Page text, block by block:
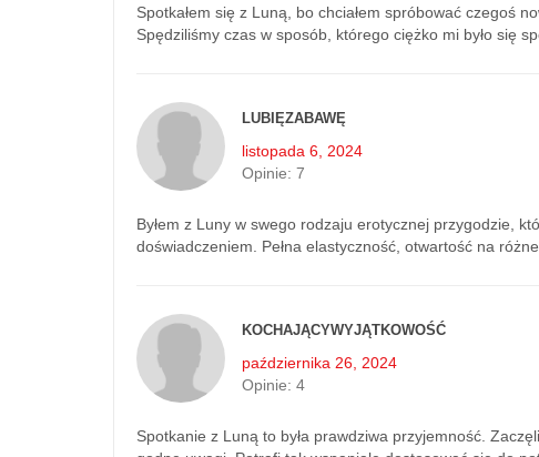
Spotkałem się z Luną, bo chciałem spróbować czegoś
Spędziliśmy czas w sposób, którego ciężko mi było się
LUBIĘZABAWĘ
listopada 6, 2024
Opinie: 7
Byłem z Luny w swego rodzaju erotycznej przygodzie,
doświadczeniem. Pełna elastyczność, otwartość na
KOCHAJĄCYWYJĄTKOWOŚĆ
października 26, 2024
Opinie: 4
Spotkanie z Luną to była prawdziwa przyjemność.